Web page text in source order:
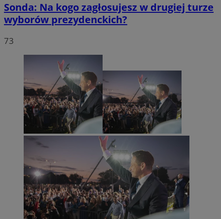
Sonda: Na kogo zagłosujesz w drugiej turze
wyborów prezydenckich?
73